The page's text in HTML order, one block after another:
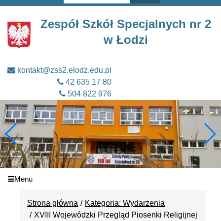
Zespół Szkół Specjalnych nr 2
w Łodzi
kontakt@zss2.elodz.edu.pl
42 635 17 80
504 822 976
Menu
Strona główna
Kategoria: Wydarzenia
XVIII Wojewódzki Przegląd Piosenki Religijnej